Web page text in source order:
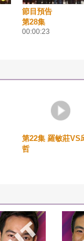
節目預告
第28集
00:00:23
第22集 羅敏莊VS
哲